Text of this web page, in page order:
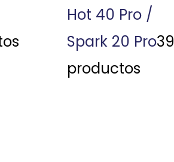
Hot 40 Pro /
Spark 20 Pro39
productos